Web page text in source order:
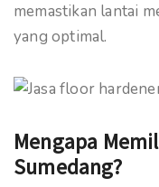
memastikan lantai
yang optimal.
Mengapa
Sumedang?